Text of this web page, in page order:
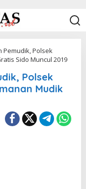
Pemudik, Polsek
Sido Muncul 2019
Polsek
Mudik